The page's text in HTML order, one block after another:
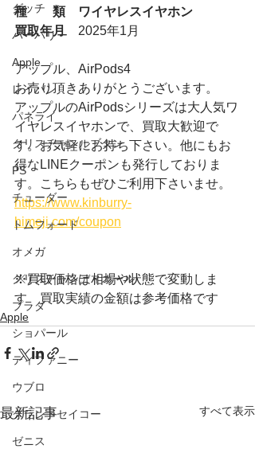
グッチ
バーバリー
Apple
レイバン
パネライ
クリスチャンルブタン
PS
チューダー
トムフォード
オメガ
クリスチャンディオール
プラダ
ショパール
ティファニー
ウブロ
グランドセイコー
ゼニス
種　　類　ワイヤレスイヤホン
買取年月 2025年1月
アップル、AirPods4
お売り頂きありがとうございます。
アップルのAirPodsシリーズは大人気ワ
イヤレスイヤホンで、買取大歓迎で
す。お気軽にお持ち下さい。他にもお
得なLINEクーポンも発行しておりま
す。こちらもぜひご利用下さいませ。
https://www.kinburry-
himeji.com/coupon
※買取価格は相場や状態で変動しま
す　買取実績の金額は参考価格です
Apple
最新記事 すべて表示